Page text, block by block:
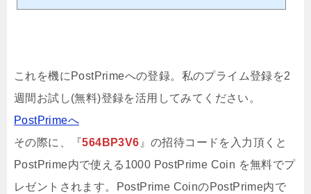
これを機にPostPrimeへの登録。私のプライム登録を2
週間お試し(無料)登録を活用してみてください。
PostPrimeへ
その際に、『564BP3V6 』の招待コードを入力頂くと
PostPrime内で使える1000 PostPrime Coin を無料でプ
レゼントされます。PostPrime CoinのPostPrime内で